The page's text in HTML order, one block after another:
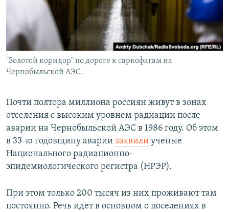
"Золотой коридор" по дороге к саркофагам на
Чернобыльской АЭС.
Почти полтора миллиона россиян живут в зонах
отселения с высоким уровнем радиации после
аварии на Чернобыльской АЭС в 1986 году. Об этом
в 33-ю годовщину аварии заявили ученые
Национального радиационно-
эпидемиологического регистра (НРЭР).
При этом только 200 тысяч из них проживают там
постоянно. Речь идет в основном о поселениях в